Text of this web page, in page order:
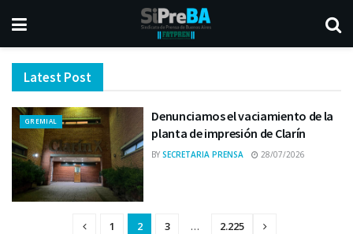
Latest Post
GREMIAL
Denunciamos el vaciamiento de la
planta de impresión de Clarín
BY SECRETARIA PRENSA 28/07/2026
1 2 3 … 2.225